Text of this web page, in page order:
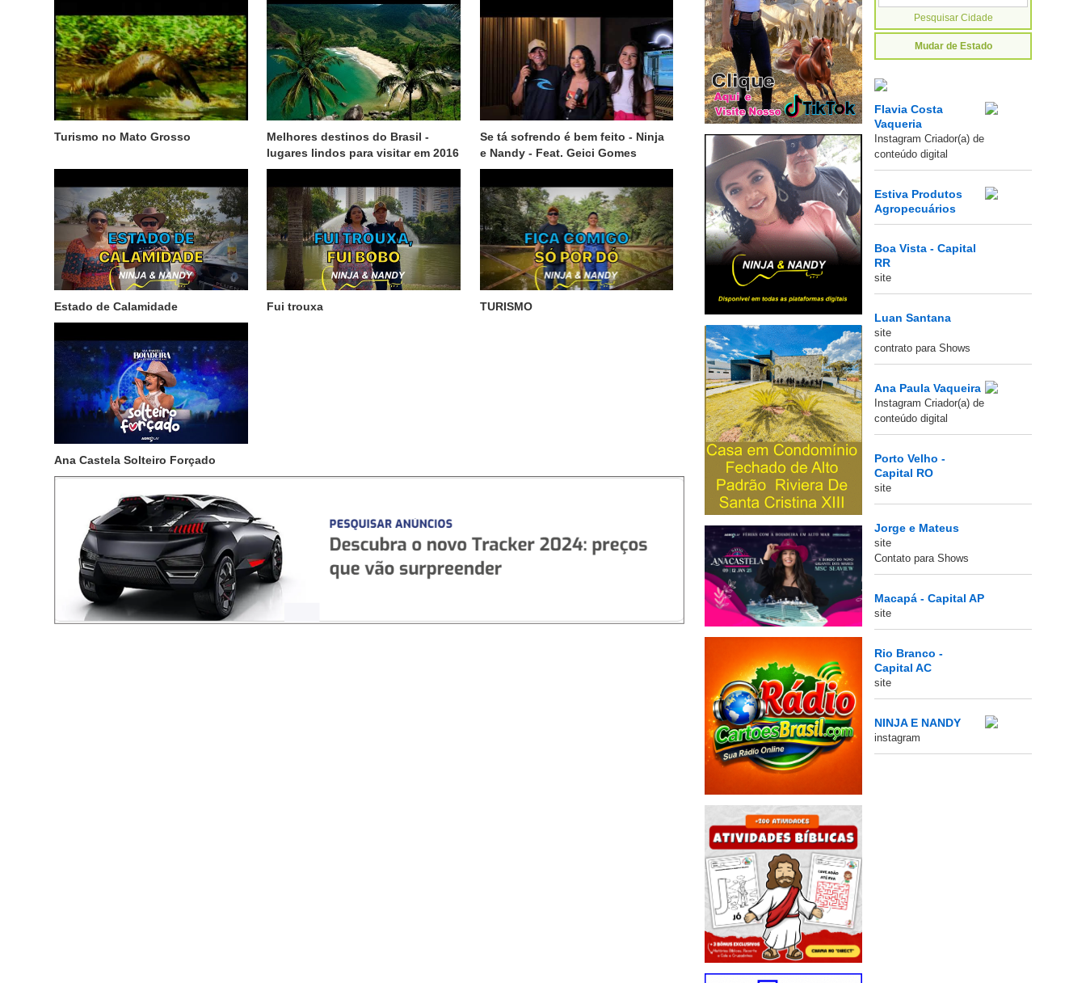
Turismo no Mato Grosso
Melhores destinos do Brasil -
lugares lindos para visitar em 2016
Se tá sofrendo é bem feito - Ninja
e Nandy - Feat. Geici Gomes
Estado de Calamidade Fui trouxa TURISMO
Ana Castela Solteiro Forçado
Mudar de Estado
Flavia Costa
Vaqueria
Instagram Criador(a) de
conteúdo digital
Estiva Produtos
Agropecuários
Boa Vista - Capital
RR
site
Luan Santana
site
contrato para Shows
Ana Paula Vaqueira
Instagram Criador(a) de
conteúdo digital
Porto Velho -
Capital RO
site
Jorge e Mateus
site
Contato para Shows
Macapá - Capital AP
site
Rio Branco -
Capital AC
site
NINJA E NANDY
instagram